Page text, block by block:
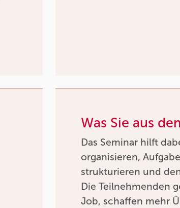
Was Sie aus
Das Seminar hilft
organisieren,
strukturieren und
Die Teilnehmenden
Job, schaffen mehr